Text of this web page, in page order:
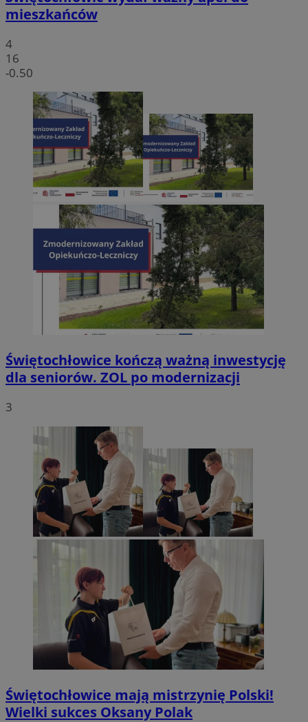
mieszkańców
4
16
-0.50
Świętochłowice kończą ważną inwestycję
dla seniorów. ZOL po modernizacji
3
Świętochłowice mają mistrzynię Polski!
Wielki sukces Oksany Polak